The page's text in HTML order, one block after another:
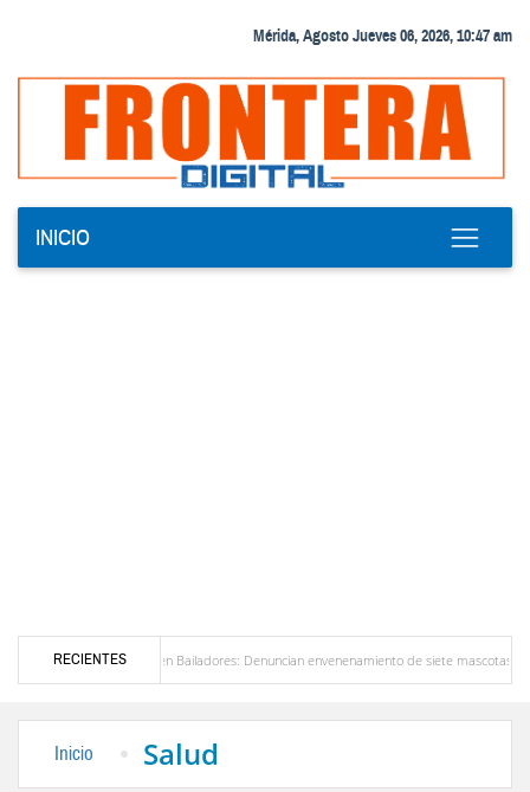
Mérida, Agosto Jueves 06, 2026, 10:47 am
INICIO
RECIENTES
en Bailadores: Denuncian envenenamiento de siete mascotas en El Rincón de La Laguna
Inicio Salud